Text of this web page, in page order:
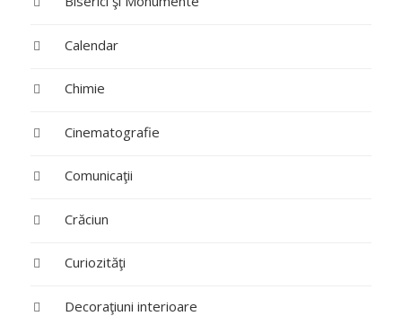
Calendar
Chimie
Cinematografie
Comunicaţii
Crăciun
Curiozităţi
Decoraţiuni interioare